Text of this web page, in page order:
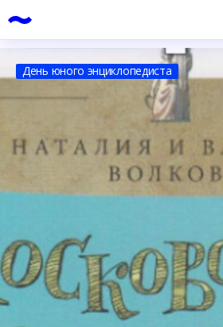
День юного энциклопедиста